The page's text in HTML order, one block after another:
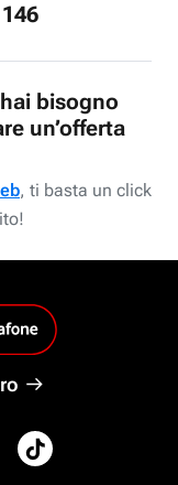
bisogno
un’offerta
, ti basta un click